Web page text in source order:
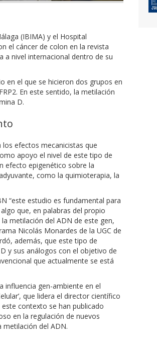
(IBIMA) y el Hospital
el cáncer de colon en la revista
a nivel internacional dentro de su
en el que se hicieron dos grupos en
En este sentido, la metilación
D.
los efectos mecanicistas que
apoyo el nivel de este tipo de
efecto epigenético sobre la
como la quimioterapia, la
“este estudio es fundamental para
que, en palabras del propio
metilación del ADN de este gen,
Nicolás Monardes de la UGC de
además, que este tipo de
y sus análogos con el objetivo de
que actualmente se está
influencia gen-ambiente en el
que lidera el director científico
contexto se han publicado
en la regulación de nuevos
del ADN.